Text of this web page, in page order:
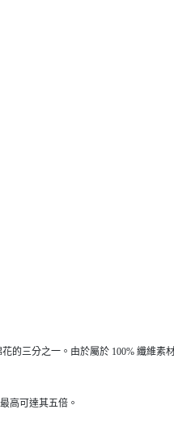
的三分之一。由於屬於 100% 纖維素
高可達其五倍。